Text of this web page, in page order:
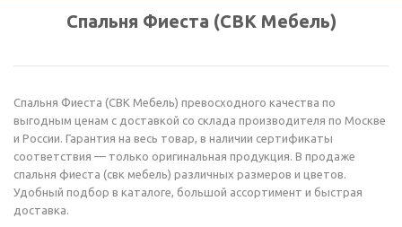
Спальня Фиеста (СВК Мебель)
Спальня Фиеста (СВК Мебель) превосходного качества по
выгодным ценам с доставкой со склада производителя по Москве
и России. Гарантия на весь товар, в наличии сертификаты
соответствия — только оригинальная продукция. В продаже
спальня фиеста (свк мебель) различных размеров и цветов.
Удобный подбор в каталоге, большой ассортимент и быстрая
доставка.